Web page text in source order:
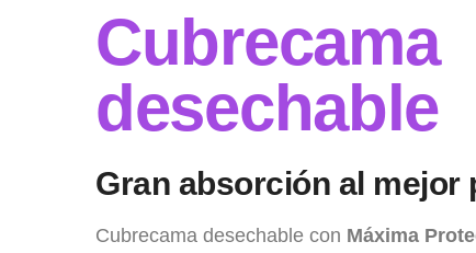
Cubrecama
desechable
Gran absorción al mejor
Cubrecama desechable con Máxima